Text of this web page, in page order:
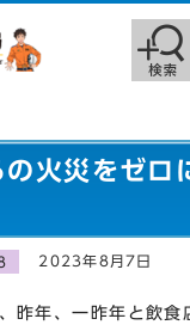
の火災をゼロ
2023年8月7日
昨年、一昨年と飲食